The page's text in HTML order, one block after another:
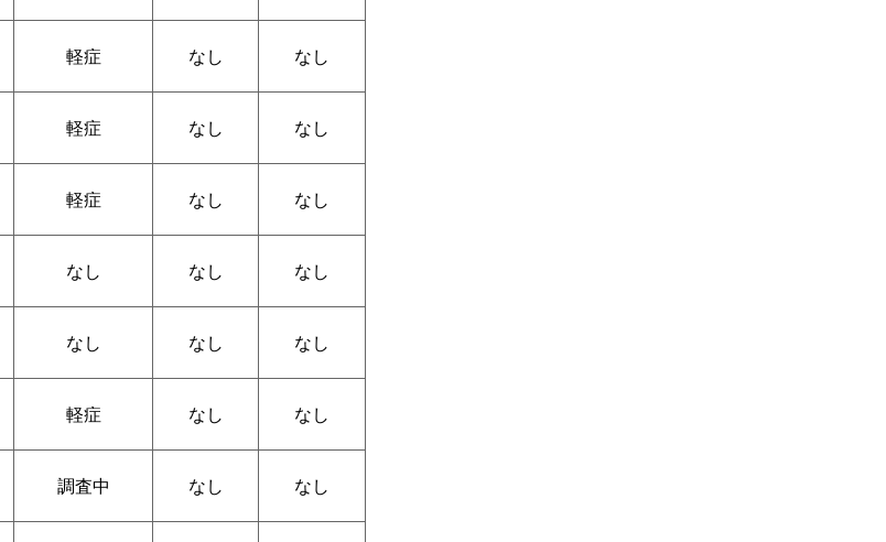
軽症 なし なし
軽症 なし なし
軽症 なし なし
なし なし なし
なし なし なし
軽症 なし なし
調査中 なし なし